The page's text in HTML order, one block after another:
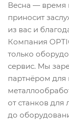
Весна — время
приносит
из вас и
Компания
только
сервис. Мы
партнёром
от станков для
до